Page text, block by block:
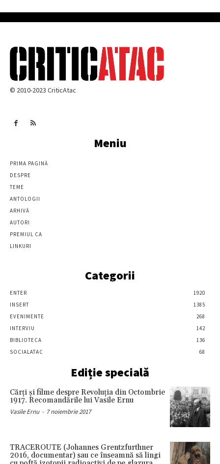
© 2010-2023 CriticAtac
Meniu
PRIMA PAGINĂ
DESPRE
TEME
ANTOLOGII
ARHIVĂ
AUTORI
PREMIUL CA
LINKURI
Categorii
ENTER
1920
INSERT
1385
EVENIMENTE
268
INTERVIU
142
BIBLIOTECA
136
SOCIALATAC
68
Ediție specială
Cărţi şi filme despre Revoluţia din Octombrie
1917. Recomandările lui Vasile Ernu
Vasile Ernu - 7 noiembrie 2017
TRACEROUTE (Johannes Grentzfurthner
2016, documentar) sau ce înseamnă să lingi